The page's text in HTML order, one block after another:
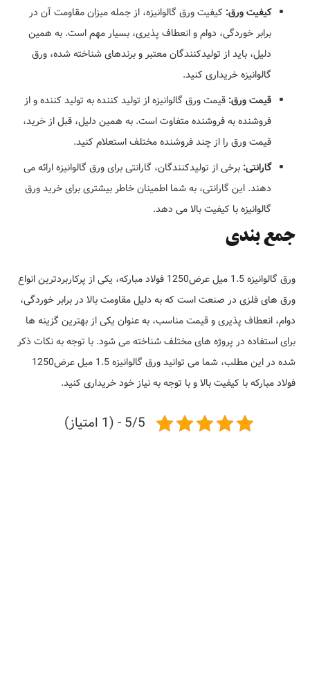
کیفیت ورق: کیفیت ورق گالوانیزه، از جمله میزان مقاومت آن در
برابر خوردگی، دوام و انعطاف پذیری، بسیار مهم است. به همین
دلیل، باید از تولیدکنندگان معتبر و برندهای شناخته شده، ورق
گالوانیزه خریداری کنید.
قیمت ورق: قیمت ورق گالوانیزه از تولید کننده به تولید کننده و از
فروشنده به فروشنده متفاوت است. به همین دلیل، قبل از خرید،
قیمت ورق را از چند فروشنده مختلف استعلام کنید.
گارانتی: برخی از تولیدکنندگان، گارانتی برای ورق گالوانیزه ارائه می
دهند. این گارانتی، به شما اطمینان خاطر بیشتری برای خرید ورق
گالوانیزه با کیفیت بالا می دهد.
جمع بندی
ورق گالوانیزه 1.5 میل عرض1250 فولاد مبارکه، یکی از پرکاربردترین انواع
ورق های فلزی در صنعت است که به دلیل مقاومت بالا در برابر خوردگی،
دوام، انعطاف پذیری و قیمت مناسب، به عنوان یکی از بهترین گزینه ها
برای استفاده در پروژه های مختلف شناخته می شود. با توجه به نکات ذکر
شده در این مطلب، شما می توانید ورق گالوانیزه 1.5 میل عرض1250
فولاد مبارکه با کیفیت بالا و با توجه به نیاز خود خریداری کنید.
5/5 - (1 امتیاز)